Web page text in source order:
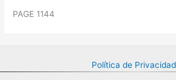
PAGE 1144
Política de